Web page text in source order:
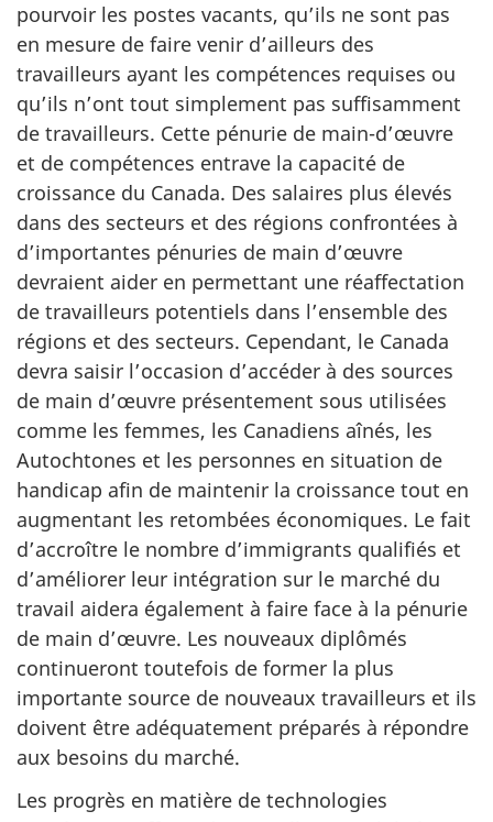
pourvoir les postes vacants, qu’ils ne sont pas
en mesure de faire venir d’ailleurs des
travailleurs ayant les compétences requises ou
qu’ils n’ont tout simplement pas suffisamment
de travailleurs. Cette pénurie de main-d’œuvre
et de compétences entrave la capacité de
croissance du Canada. Des salaires plus élevés
dans des secteurs et des régions confrontées à
d’importantes pénuries de main d’œuvre
devraient aider en permettant une réaffectation
de travailleurs potentiels dans l’ensemble des
régions et des secteurs. Cependant, le Canada
devra saisir l’occasion d’accéder à des sources
de main d’œuvre présentement sous utilisées
comme les femmes, les Canadiens aînés, les
Autochtones et les personnes en situation de
handicap afin de maintenir la croissance tout en
augmentant les retombées économiques. Le fait
d’accroître le nombre d’immigrants qualifiés et
d’améliorer leur intégration sur le marché du
travail aidera également à faire face à la pénurie
de main d’œuvre. Les nouveaux diplômés
continueront toutefois de former la plus
importante source de nouveaux travailleurs et ils
doivent être adéquatement préparés à répondre
aux besoins du marché.
Les progrès en matière de technologies